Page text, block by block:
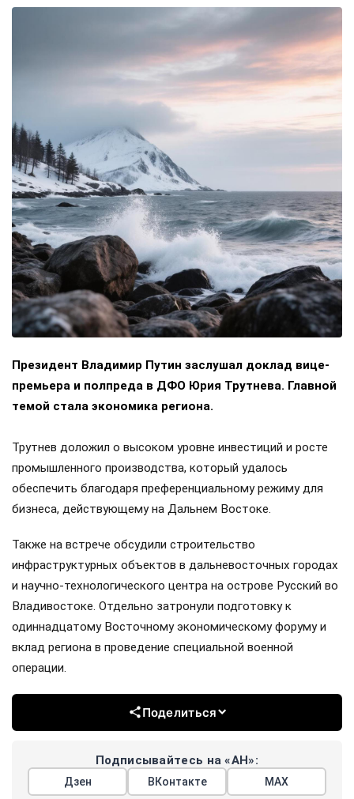
Президент Владимир Путин заслушал доклад вице-
премьера и полпреда в ДФО Юрия Трутнева. Главной
темой стала экономика региона.
Трутнев доложил о высоком уровне инвестиций и росте
промышленного производства, который удалось
обеспечить благодаря преференциальному режиму для
бизнеса, действующему на Дальнем Востоке.
Также на встрече обсудили строительство
инфраструктурных объектов в дальневосточных городах
и научно-технологического центра на острове Русский во
Владивостоке. Отдельно затронули подготовку к
одиннадцатому Восточному экономическому форуму и
вклад региона в проведение специальной военной
операции.
Поделиться
Подписывайтесь на «АН»:
Дзен ВКонтакте МАХ